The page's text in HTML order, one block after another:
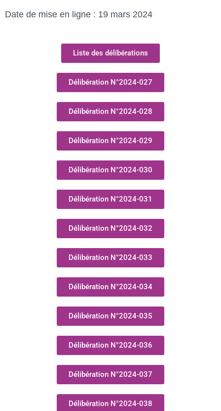
Date de mise en ligne : 19 mars 2024
Liste des délibérations
Délibération N°2024-027
Délibération N°2024-028
Délibération N°2024-029
Délibération N°2024-030
Délibération N°2024-031
Délibération N°2024-032
Délibération N°2024-033
Délibération N°2024-034
Délibération N°2024-035
Délibération N°2024-036
Délibération N°2024-037
Délibération N°2024-038